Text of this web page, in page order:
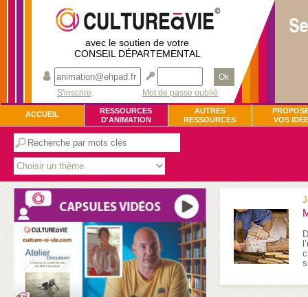
avec le soutien de votre
CONSEIL DÉPARTEMENTAL
Ok
S'inscrire
Mot de passe oublié
ACCUEIL
RESSOURCES
D'ANIMATION
AUTRES
RESSOURCES
VOS